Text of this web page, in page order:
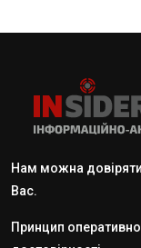
Нам можна довіряти
Вас.
Принцип